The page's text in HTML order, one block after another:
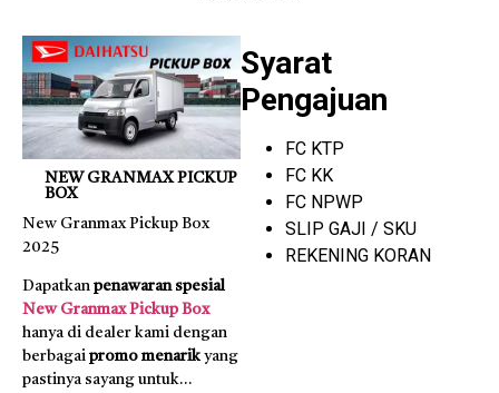
NEW GRANMAX PICKUP
BOX
New Granmax Pickup Box
2025
Dapatkan penawaran spesial
New Granmax Pickup Box
hanya di dealer kami dengan
berbagai promo menarik yang
pastinya sayang untuk
Syarat
Pengajuan
FC KTP
FC KK
FC NPWP
SLIP GAJI / SKU
REKENING KORAN